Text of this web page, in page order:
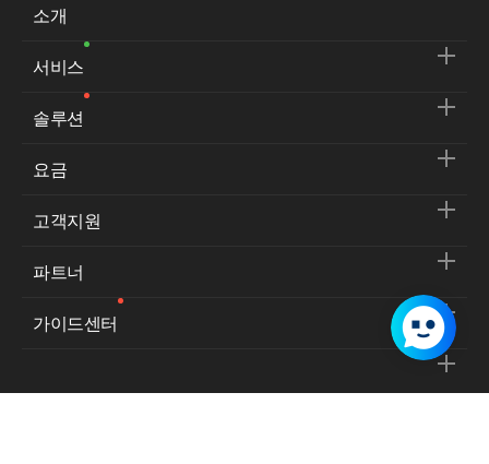
소개
서비스
솔루션
요금
고객지원
파트너
가이드센터